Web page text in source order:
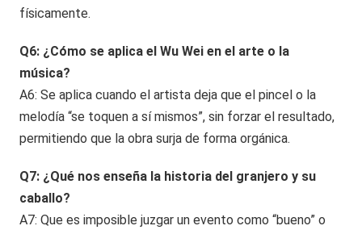
físicamente.
Q6: ¿Cómo se aplica el Wu Wei en el arte o la
música?
A6: Se aplica cuando el artista deja que el pincel o la
melodía “se toquen a sí mismos”, sin forzar el resultado,
permitiendo que la obra surja de forma orgánica.
Q7: ¿Qué nos enseña la historia del granjero y su
caballo?
A7: Que es imposible juzgar un evento como “bueno” o